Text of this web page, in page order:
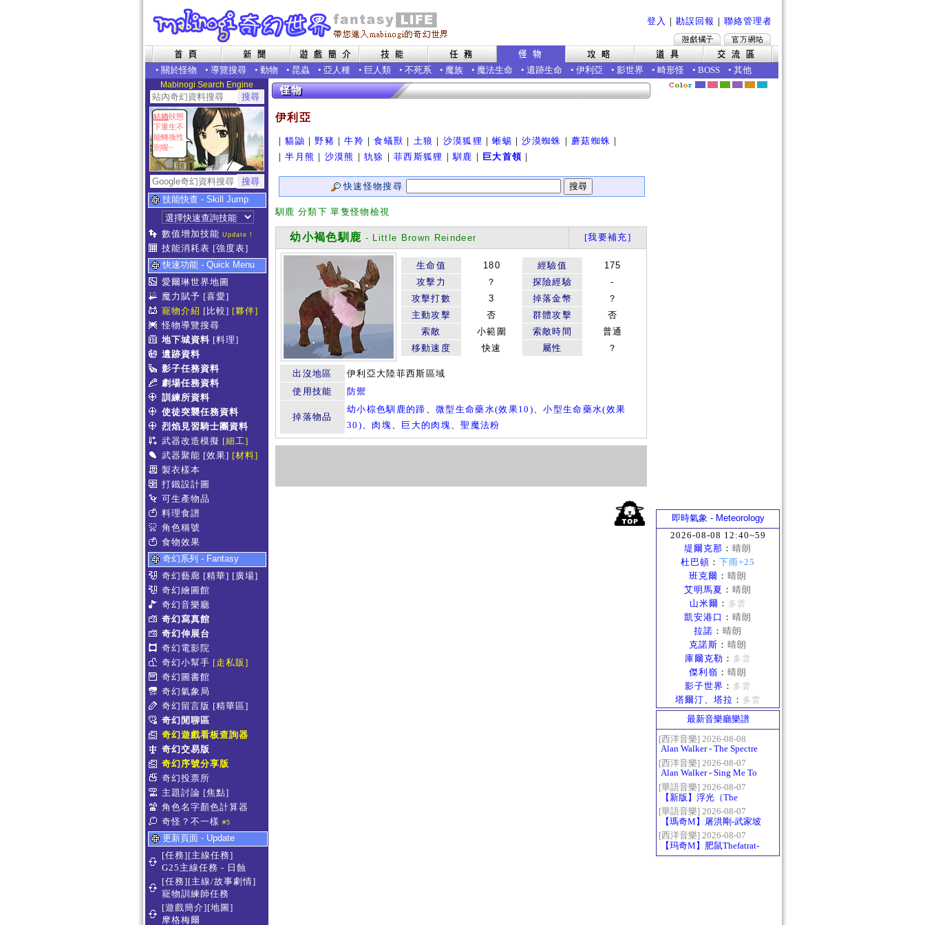
登入 ｜ 勘誤回報 ｜ 聯絡管理者
• 關於怪物 • 導覽搜尋 • 動物 • 昆蟲 • 亞人種 • 巨人類 • 不死系 • 魔族 • 魔法生命 • 遺跡生命 • 伊利亞 • 影世界 • 畸形怪 • BOSS • 其他
Mabinogi Search Engine
結婚狀態
下重生不
能轉換性
別喔~
技能快查 - Skill Jump
數值增加技能 Update !
技能消耗表 [強度表]
快速功能 - Quick Menu
愛爾琳世界地圖
魔力賦予 [喜愛]
寵物介紹 [比較] [夥伴]
怪物導覽搜尋
地下城資料 [料理]
遺跡資料
影子任務資料
劇場任務資料
訓練所資料
使徒突襲任務資料
烈焰見習騎士團資料
武器改造模擬 [細工]
武器聚能 [效果] [材料]
製衣樣本
打鐵設計圖
可生產物品
料理食譜
角色稱號
食物效果
奇幻系列 - Fantasy
奇幻藝廊 [精華] [廣場]
奇幻繪圖館
奇幻音樂廳
奇幻寫真館
奇幻伸展台
奇幻電影院
奇幻小幫手 [走私販]
奇幻圖書館
奇幻氣象局
奇幻留言版 [精華區]
奇幻閒聊區
奇幻遊戲看板查詢器
奇幻交易版
奇幻序號分享版
奇幻投票所
主題討論 [焦點]
角色名字顏色計算器
奇怪？不一樣 #5
更新頁面 - Update
[任務][主線任務]
G25主線任務 - 日蝕
[任務][主線/故事劇情]
寵物訓練師任務
[遊戲簡介][地圖]
摩格梅爾
伊利亞
｜貓鼬 ｜野豬 ｜牛羚 ｜食蟻獸 ｜ 土狼 ｜ 沙漠狐狸 ｜蜥蜴 ｜沙漠蜘蛛 ｜蘑菇蜘蛛 ｜
｜半月熊 ｜ 沙漠熊 ｜犰狳 ｜菲西斯狐狸 ｜馴鹿 ｜ 巨大首領 ｜
快速怪物搜尋
馴鹿 分類下 單隻怪物檢視
幼小褐色馴鹿 - Little Brown Reindeer [我要補充]
生命值 180 經驗值
175
攻擊力
？ 探險經驗
-
攻擊打數
3 掉落金幣
？
主動攻擊
否 群體攻擊
否
索敵
小範圍 索敵時間
普通
移動速度
快速 屬性 ？
出沒地區
伊利亞大陸菲西斯區域
使用技能
防禦
掉落物品
幼小棕色馴鹿的蹄 、微型生命藥水(效果10)、小型生命藥水(效果
30)、 肉塊、 巨大的肉塊、聖魔法粉
即時氣象 - Meteorology
2026-08-08 12:40~59
堤爾克那 ： 晴朗
杜巴頓 ： 下雨+25
班克爾 ： 晴朗
艾明馬夏 ： 晴朗
山米爾 ： 多雲
凱安港口 ： 晴朗
拉諾 ： 晴朗
克諾斯 ： 晴朗
庫爾克勒 ： 多雲
傑利嶺 ： 晴朗
影子世界 ： 多雲
塔爾汀、塔拉 ： 多雲
最新音樂廳樂譜
[西洋音樂] 2026-08-08
Alan Walker - The Spectre
[西洋音樂] 2026-08-07
Alan Walker - Sing Me To
Sleep
[華語音樂] 2026-08-07
【新版】浮光（The
History）：六和弦
[華語音樂] 2026-08-07
【瑪奇M】屠洪剛-武家坡
2021
[西洋音樂] 2026-08-07
【玛奇M】肥鼠Thefatrat-
Monody